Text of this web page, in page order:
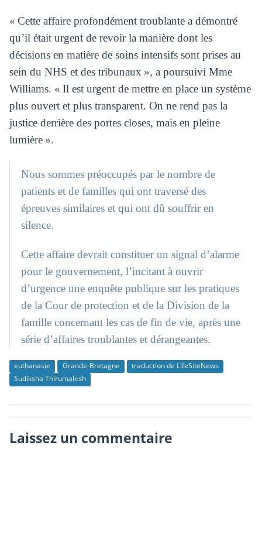
« Cette affaire profondément troublante a démontré
qu’il était urgent de revoir la manière dont les
décisions en matière de soins intensifs sont prises au
sein du NHS et des tribunaux », a poursuivi Mme
Williams. « Il est urgent de mettre en place un système
plus ouvert et plus transparent. On ne rend pas la
justice derrière des portes closes, mais en pleine
lumière ».
Nous sommes préoccupés par le nombre de
patients et de familles qui ont traversé des
épreuves similaires et qui ont dû souffrir en
silence.
Cette affaire devrait constituer un signal d’alarme
pour le gouvernement, l’incitant à ouvrir
d’urgence une enquête publique sur les pratiques
de la Cour de protection et de la Division de la
famille concernant les cas de fin de vie, après une
série d’affaires troublantes et dérangeantes.
euthanasie Grande-Bretagne
traduction de LifeSiteNews
Sudiksha Thirumalesh
Laissez un commentaire